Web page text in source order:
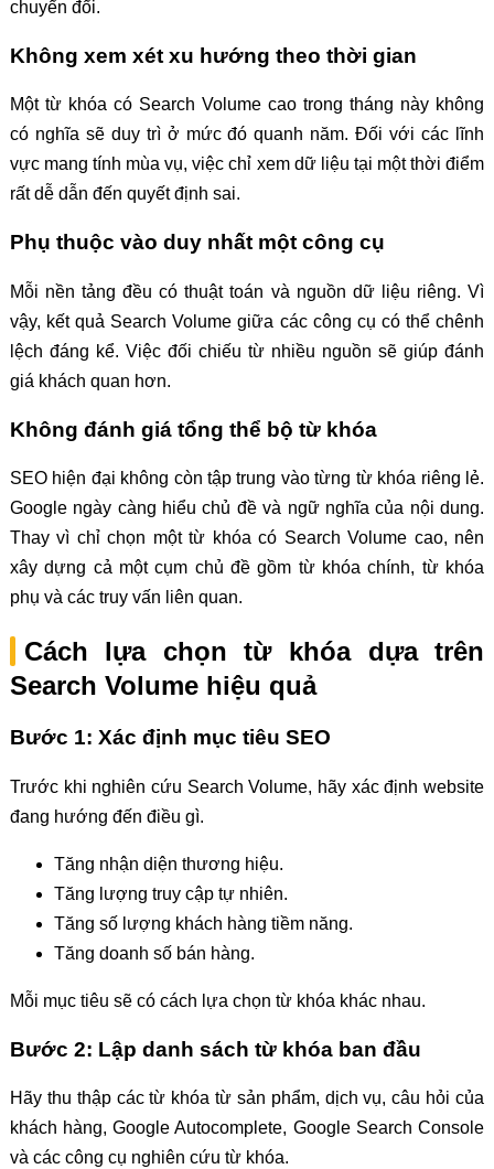
chuyển đổi.
Không xem xét xu hướng theo thời gian
Một từ khóa có Search Volume cao trong tháng này không
có nghĩa sẽ duy trì ở mức đó quanh năm. Đối với các lĩnh
vực mang tính mùa vụ, việc chỉ xem dữ liệu tại một thời điểm
rất dễ dẫn đến quyết định sai.
Phụ thuộc vào duy nhất một công cụ
Mỗi nền tảng đều có thuật toán và nguồn dữ liệu riêng. Vì
vậy, kết quả Search Volume giữa các công cụ có thể chênh
lệch đáng kể. Việc đối chiếu từ nhiều nguồn sẽ giúp đánh
giá khách quan hơn.
Không đánh giá tổng thể bộ từ khóa
SEO hiện đại không còn tập trung vào từng từ khóa riêng lẻ.
Google ngày càng hiểu chủ đề và ngữ nghĩa của nội dung.
Thay vì chỉ chọn một từ khóa có Search Volume cao, nên
xây dựng cả một cụm chủ đề gồm từ khóa chính, từ khóa
phụ và các truy vấn liên quan.
Cách lựa chọn từ khóa dựa trên
Search Volume hiệu quả
Bước 1: Xác định mục tiêu SEO
Trước khi nghiên cứu Search Volume, hãy xác định website
đang hướng đến điều gì.
Tăng nhận diện thương hiệu.
Tăng lượng truy cập tự nhiên.
Tăng số lượng khách hàng tiềm năng.
Tăng doanh số bán hàng.
Mỗi mục tiêu sẽ có cách lựa chọn từ khóa khác nhau.
Bước 2: Lập danh sách từ khóa ban đầu
Hãy thu thập các từ khóa từ sản phẩm, dịch vụ, câu hỏi của
khách hàng, Google Autocomplete, Google Search Console
và các công cụ nghiên cứu từ khóa.